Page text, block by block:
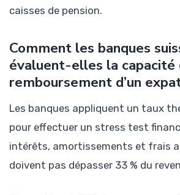
caisses de pension.
Comment les banques
évaluent-elles la capacité
remboursement d’un
Les banques appliquent un taux
pour effectuer un stress test
intérêts, amortissements et frais
doivent pas dépasser 33 % du